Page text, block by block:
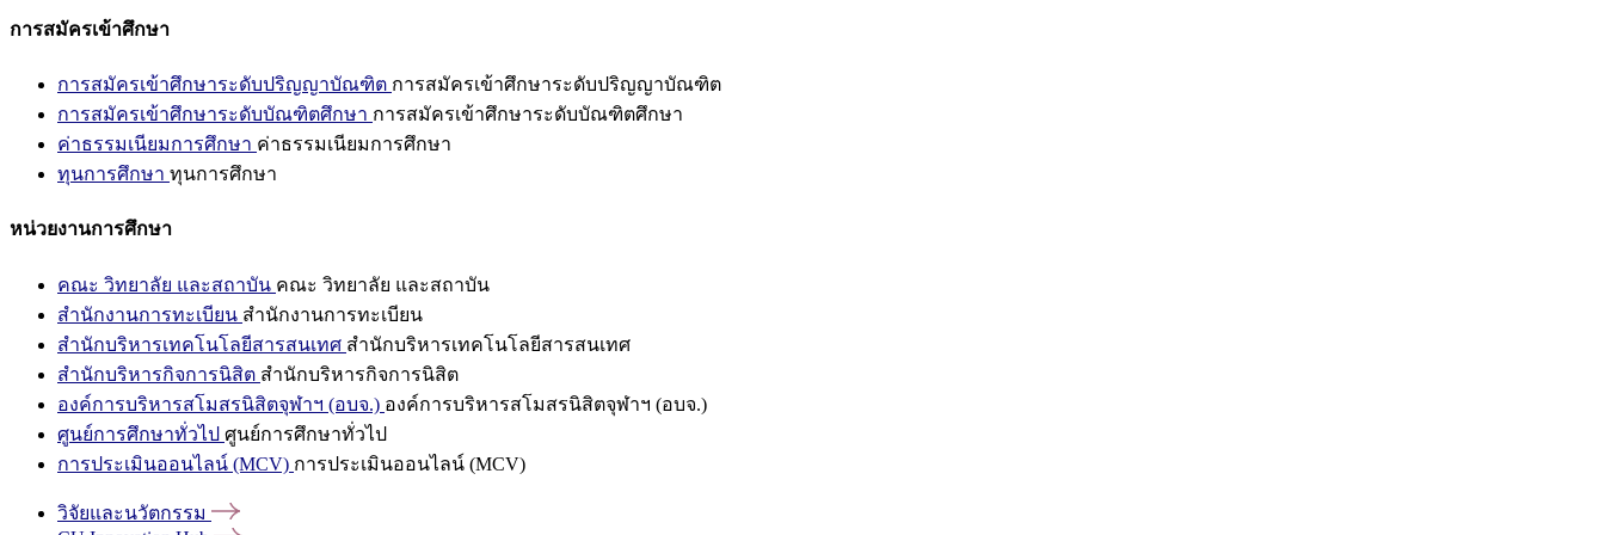
การสมัครเข้าศึกษา
การสมัครเข้าศึกษาระดับปริญญาบัณฑิต การสมัครเข้าศึกษาระดับปริญญาบัณฑิต
การสมัครเข้าศึกษาระดับบัณฑิตศึกษา การสมัครเข้าศึกษาระดับบัณฑิตศึกษา
ค่าธรรมเนียมการศึกษา ค่าธรรมเนียมการศึกษา
ทุนการศึกษา ทุนการศึกษา
หน่วยงานการศึกษา
คณะ วิทยาลัย และสถาบัน คณะ วิทยาลัย และสถาบัน
สำนักงานการทะเบียน สำนักงานการทะเบียน
สำนักบริหารเทคโนโลยีสารสนเทศ สำนักบริหารเทคโนโลยีสารสนเทศ
สำนักบริหารกิจการนิสิต สำนักบริหารกิจการนิสิต
องค์การบริหารสโมสรนิสิตจุฬาฯ (อบจ.) องค์การบริหารสโมสรนิสิตจุฬาฯ (อบจ.)
ศูนย์การศึกษาทั่วไป ศูนย์การศึกษาทั่วไป
การประเมินออนไลน์ (MCV) การประเมินออนไลน์ (MCV)
วิจัยและนวัตกรรม